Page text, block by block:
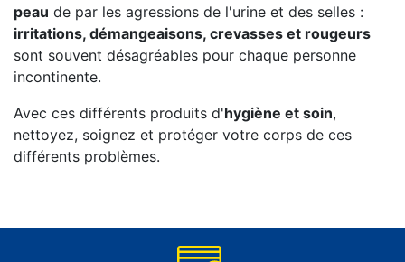
peau de par les agressions de l'urine et des selles :
irritations, démangeaisons, crevasses et rougeurs
sont souvent désagréables pour chaque personne
incontinente.
Avec ces différents produits d'hygiène et soin,
nettoyez, soignez et protéger votre corps de ces
différents problèmes.